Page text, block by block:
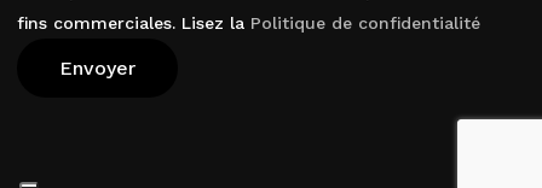
fins commerciales. Lisez la Politique de confidentialité